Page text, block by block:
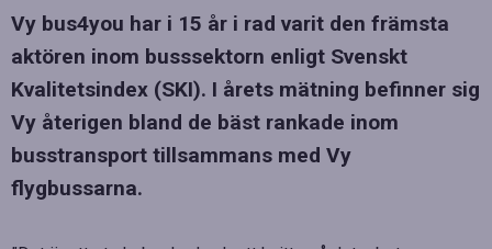
Vy bus4you har i 15 år i rad varit den främsta
aktören inom busssektorn enligt Svenskt
Kvalitetsindex (SKI). I årets mätning befinner sig
Vy återigen bland de bäst rankade inom
busstransport tillsammans med Vy
flygbussarna.